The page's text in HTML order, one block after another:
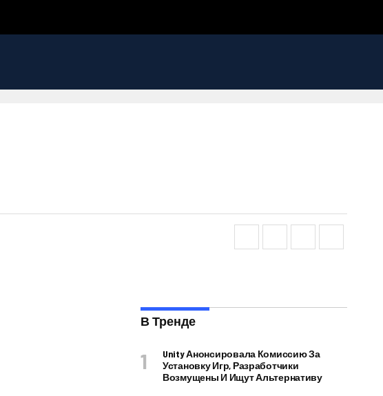
В Тренде
Unity Анонсировала Комиссию За
Установку Игр, Разработчики
Возмущены И Ищут Альтернативу